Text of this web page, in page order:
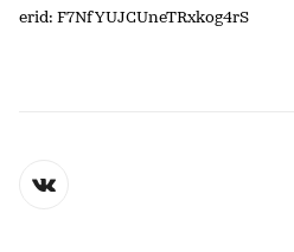
erid: F7NfYUJCUneTRxkog4rS